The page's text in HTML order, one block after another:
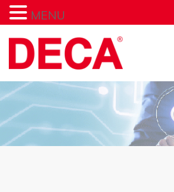
MENU